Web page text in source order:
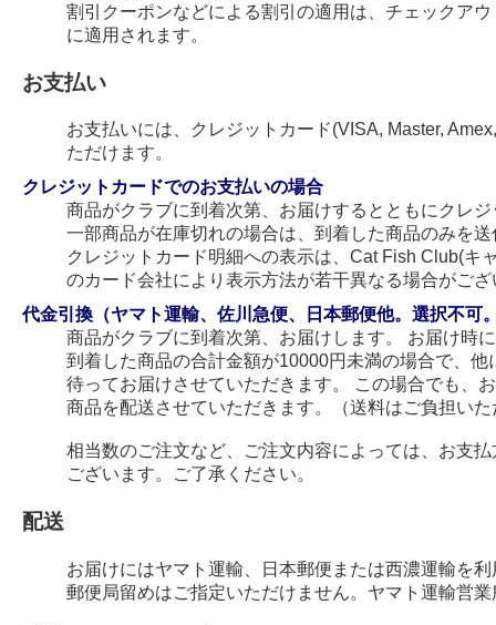
割引クーポンなどによる割引の適用は、チェックア
に適用されます。
お支払い
お支払いには、クレジットカード(VISA, Master,
ただけます。
クレジットカードでのお支払いの場合
商品がクラブに到着次第、お届けするとともにクレ
一部商品が在庫切れの場合は、到着した商品のみを
クレジットカード明細への表示は、Cat Fish Club(キ
のカード会社により表示方法が若干異なる場合がござ
代金引換（ヤマト運輸、佐川急便、日本郵便他。選択不可
商品がクラブに到着次第、お届けします。 お届け時
到着した商品の合計金額が10000円未満の場合で、
待ってお届けさせていただきます。 この場合でも、
商品を配送させていただきます。（送料はご負担い
相当数のご注文など、ご注文内容によっては、お支
ございます。ご了承ください。
配送
お届けにはヤマト運輸、日本郵便または西濃運輸を
郵便局留めはご指定いただけません。ヤマト運輸営